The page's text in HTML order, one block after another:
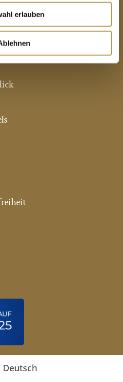
erlauben
LOHBECK
Deutsch